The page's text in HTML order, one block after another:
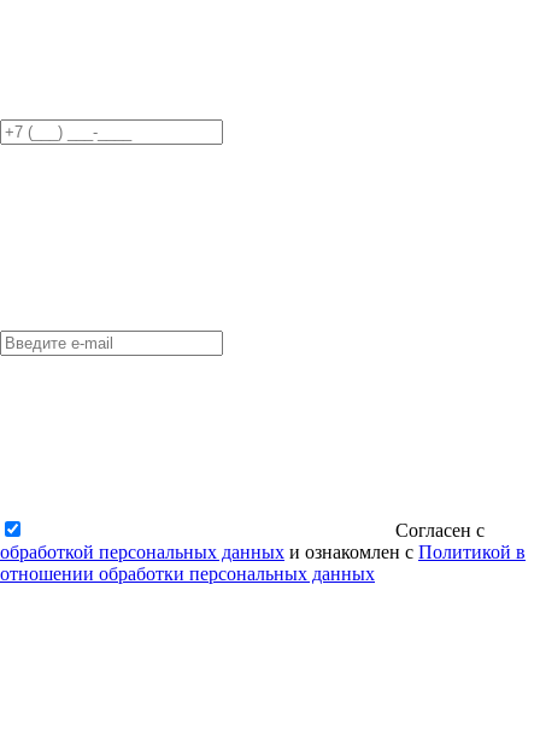
Согласен с
обработкой персональных данных и ознакомлен с Политикой в
отношении обработки персональных данных